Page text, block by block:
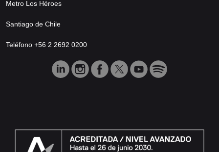
Metro Los Héroes
Santiago de Chile
Teléfono +56 2 2692 0200